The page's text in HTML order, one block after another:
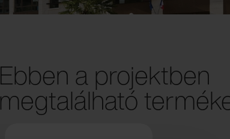
Ebben a projektben
megtalálható